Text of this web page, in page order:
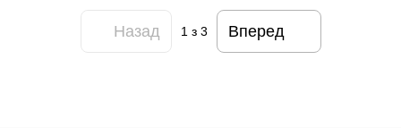
Назад 1 з 3 Вперед